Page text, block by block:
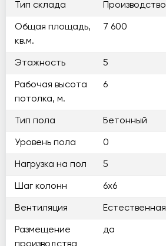
Тип склада Производство
Общая площадь,
кв.м.
7 600
Этажность 5
Рабочая высота
потолка, м.
6
Тип пола Бетонный
Уровень пола 0
Нагрузка на пол 5
Шаг колонн 6х6
Вентиляция Естественная
Размещение
да